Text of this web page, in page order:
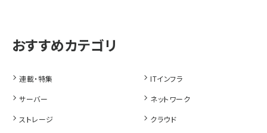
連載・特集
ITインフラ
サーバー
ネットワーク
ストレージ
クラウド